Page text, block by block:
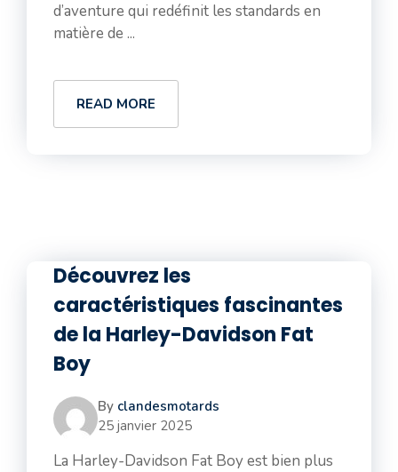
d’aventure qui redéfinit les standards en
matière de ...
READ MORE
Découvrez les
caractéristiques fascinantes
de la Harley-Davidson Fat
Boy
By clandesmotards
25 janvier 2025
La Harley-Davidson Fat Boy est bien plus